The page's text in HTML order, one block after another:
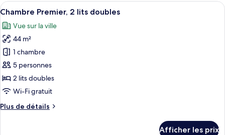
Afficher
toutes
les
photos
pour
ce
type
de
chambre :
Chambre
Une chambre d’hôtel avec un
4
Chambre Premier, 2 lits doubles
Vue sur la ville
44 m²
1 chambre
5 personnes
2 lits doubles
Wi-Fi gratuit
Plus de détails
Plus
Afficher les prix